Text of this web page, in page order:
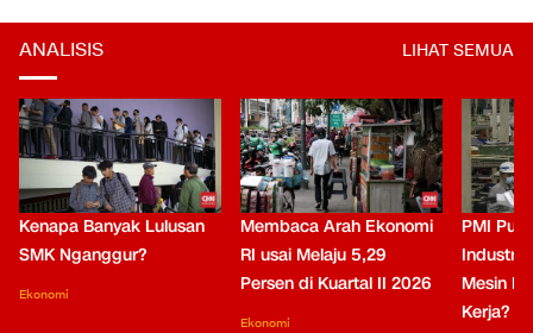
ANALISIS LIHAT SEMUA
Kenapa Banyak Lulusan
SMK Nganggur?
Ekonomi
Membaca Arah Ekonomi
RI usai Melaju 5,29
Persen di Kuartal II 2026
Ekonomi
PMI
Industri
Mesin
Kerja?